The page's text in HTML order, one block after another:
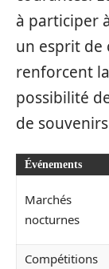
à participer
un esprit de
renforcent
possibilité
de
Événements
Marchés
nocturnes
Compétitions